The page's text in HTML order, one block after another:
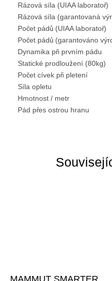
Rázová síla (UIAA laboratoř)
Rázová síla (garantovaná
Počet pádů (UIAA laboratoř)
Počet pádů (garantováno
Dynamika při prvním pádu
Statické prodloužení (80kg)
Počet cívek při pletení
Síla opletu
Hmotnost / metr
Pád přes ostrou hranu